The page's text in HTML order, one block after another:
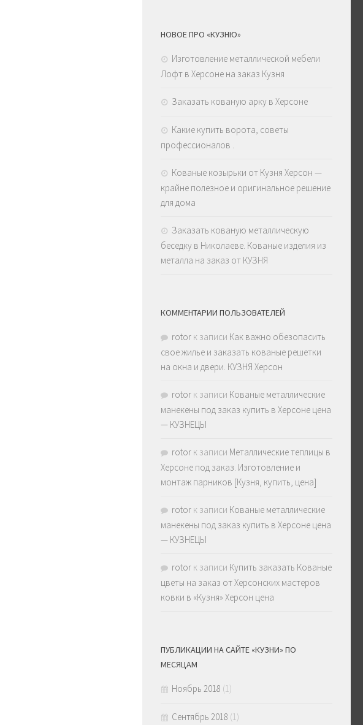
НОВОЕ ПРО «КУЗНЮ»
Изготовление металлической мебели
Лофт в Херсоне на заказ Кузня
Заказать кованую арку в Херсоне
Какие купить ворота, советы
профессионалов .
Кованые козырьки от Кузня Херсон —
крайне полезное и оригинальное решение
для дома
Заказать кованую металлическую
беседку в Николаеве. Кованые изделия из
металла на заказ от КУЗНЯ
КОММЕНТАРИИ ПОЛЬЗОВАТЕЛЕЙ
rotor к записи Как важно обезопасить
свое жилье и заказать кованые решетки
на окна и двери. КУЗНЯ Херсон
rotor к записи Кованые металлические
манекены под заказ купить в Херсоне цена
— КУЗНЕЦЫ
rotor к записи Металлические теплицы в
Херсоне под заказ. Изготовление и
монтаж парников [Кузня, купить, цена]
rotor к записи Кованые металлические
манекены под заказ купить в Херсоне цена
— КУЗНЕЦЫ
rotor к записи Купить заказать Кованые
цветы на заказ от Херсонских мастеров
ковки в «Кузня» Херсон цена
ПУБЛИКАЦИИ НА САЙТЕ «КУЗНИ» ПО
МЕСЯЦАМ
Ноябрь 2018 (1)
Сентябрь 2018 (1)